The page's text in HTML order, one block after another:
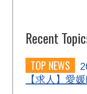
Recent
TOP NEWS
【求人】愛